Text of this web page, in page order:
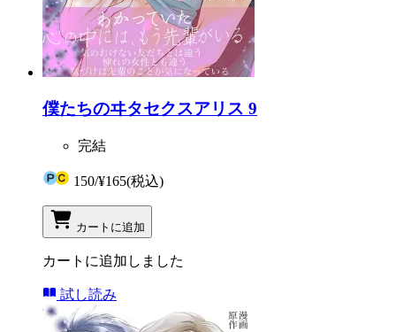
僕たちのヰタセクスアリス 9
完結
150/¥165(税込)
カートに追加
カートに追加しました
試し読み